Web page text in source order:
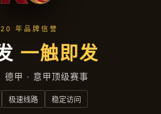
首页 主营产品